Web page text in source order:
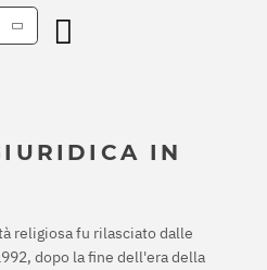
IN
religiosa fu rilasciato dalle
dopo la fine dell'era della